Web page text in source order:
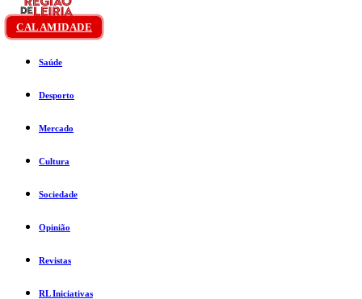
CALAMIDADE
Saúde
Desporto
Mercado
Cultura
Sociedade
Opinião
Revistas
RL Iniciativas